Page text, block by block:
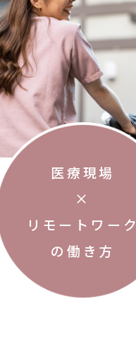
医療現場
×
リモートワーク
の働き方